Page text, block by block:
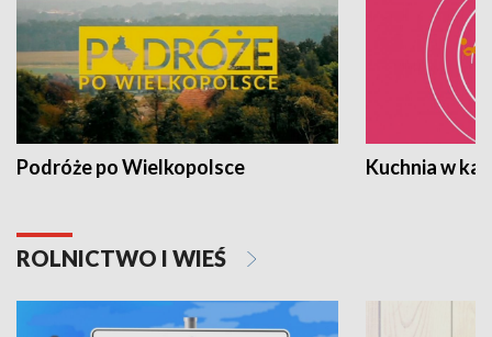
Podróże po Wielkopolsce Kuchnia w
ROLNICTWO I WIEŚ